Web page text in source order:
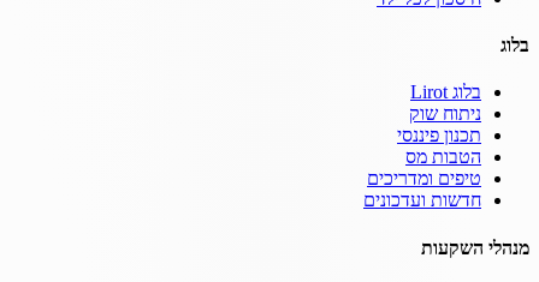
בלוג
בלוג Lirot
ניתוח שוק
תכנון פיננסי
הטבות מס
טיפים ומדריכים
חדשות ועדכונים
מנהלי השקעות